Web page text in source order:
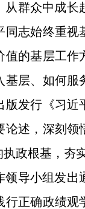
从群众中成
志始终重
值的基层工
基层、如何
版发行《习
论述，深刻
政根基，夯
领导小组发
正确政绩